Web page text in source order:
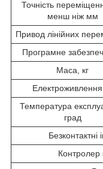
Точність
менш ніж мм
Привод лінійних
Програмне
Маса, кг
Температура
град
Безконтактні
Контролер